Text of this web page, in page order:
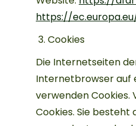
https://
Cookies
Die Internetseiten
Internetbrowser auf
verwenden Cookies.
Cookies. Sie